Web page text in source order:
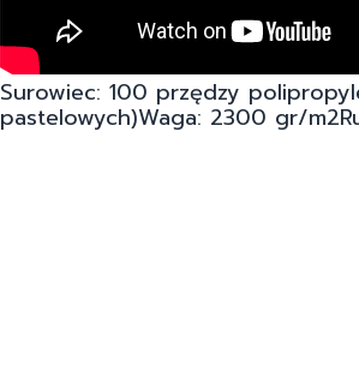
Surowiec: 100 przędzy
pastelowych)Waga: 2300 gr/